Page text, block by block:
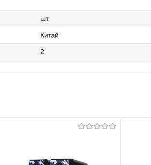
шт
Китай
2